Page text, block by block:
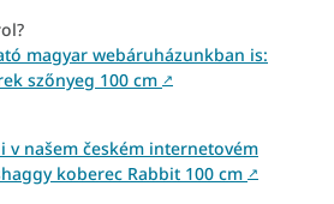
magyar webáruházunkban is:
szőnyeg 100 cm ↗
našem českém internetovém
koberec Rabbit 100 cm ↗